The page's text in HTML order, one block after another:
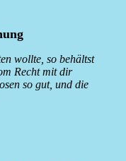
wollte, so behältst
Recht mit dir
so gut, und die